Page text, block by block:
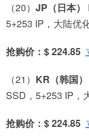
（20） JP （日本）
5+253 IP，大陆优
抢购价：$ 224.85
（21） KR （韩国）
SSD，5+253 IP，
抢购价：$ 224.85